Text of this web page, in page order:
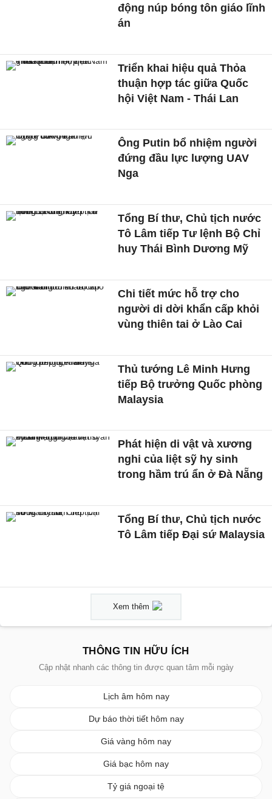
động núp bóng tôn giáo lĩnh
án
Triển khai hiệu quả Thỏa
thuận hợp tác giữa Quốc
hội Việt Nam - Thái Lan
Ông Putin bổ nhiệm người
đứng đầu lực lượng UAV
Nga
Tổng Bí thư, Chủ tịch nước
Tô Lâm tiếp Tư lệnh Bộ Chỉ
huy Thái Bình Dương Mỹ
Chi tiết mức hỗ trợ cho
người di dời khẩn cấp khỏi
vùng thiên tai ở Lào Cai
Thủ tướng Lê Minh Hưng
tiếp Bộ trưởng Quốc phòng
Malaysia
Phát hiện di vật và xương
nghi của liệt sỹ hy sinh
trong hầm trú ẩn ở Đà Nẵng
Tổng Bí thư, Chủ tịch nước
Tô Lâm tiếp Đại sứ Malaysia
Xem thêm
THÔNG TIN HỮU ÍCH
Cập nhật nhanh các thông tin được quan tâm mỗi ngày
Lịch âm hôm nay
Dự báo thời tiết hôm nay
Giá vàng hôm nay
Giá bạc hôm nay
Tỷ giá ngoại tệ